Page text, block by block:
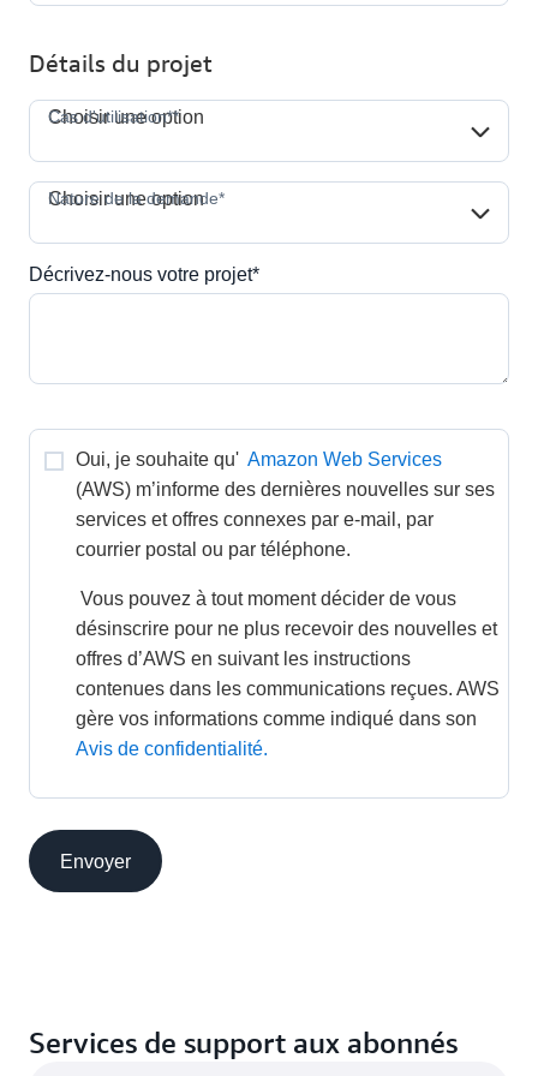
Détails du projet
Cas d'utilisation**
Choisir une option
Nature de la demande*
Choisir une option
Décrivez-nous votre projet*
Oui, je souhaite qu' Amazon Web Services
(AWS) m’informe des dernières nouvelles sur ses
services et offres connexes par e-mail, par
courrier postal ou par téléphone.
désinscrire pour ne plus recevoir des nouvelles et
offres d’AWS en suivant les instructions
contenues dans les communications reçues. AWS
Avis de confidentialité.
Envoyer
Services de support aux abonnés